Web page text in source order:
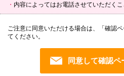
内容によってはお電話させていただくこ
ご注意に同意いただける場合は、「確認
てください。